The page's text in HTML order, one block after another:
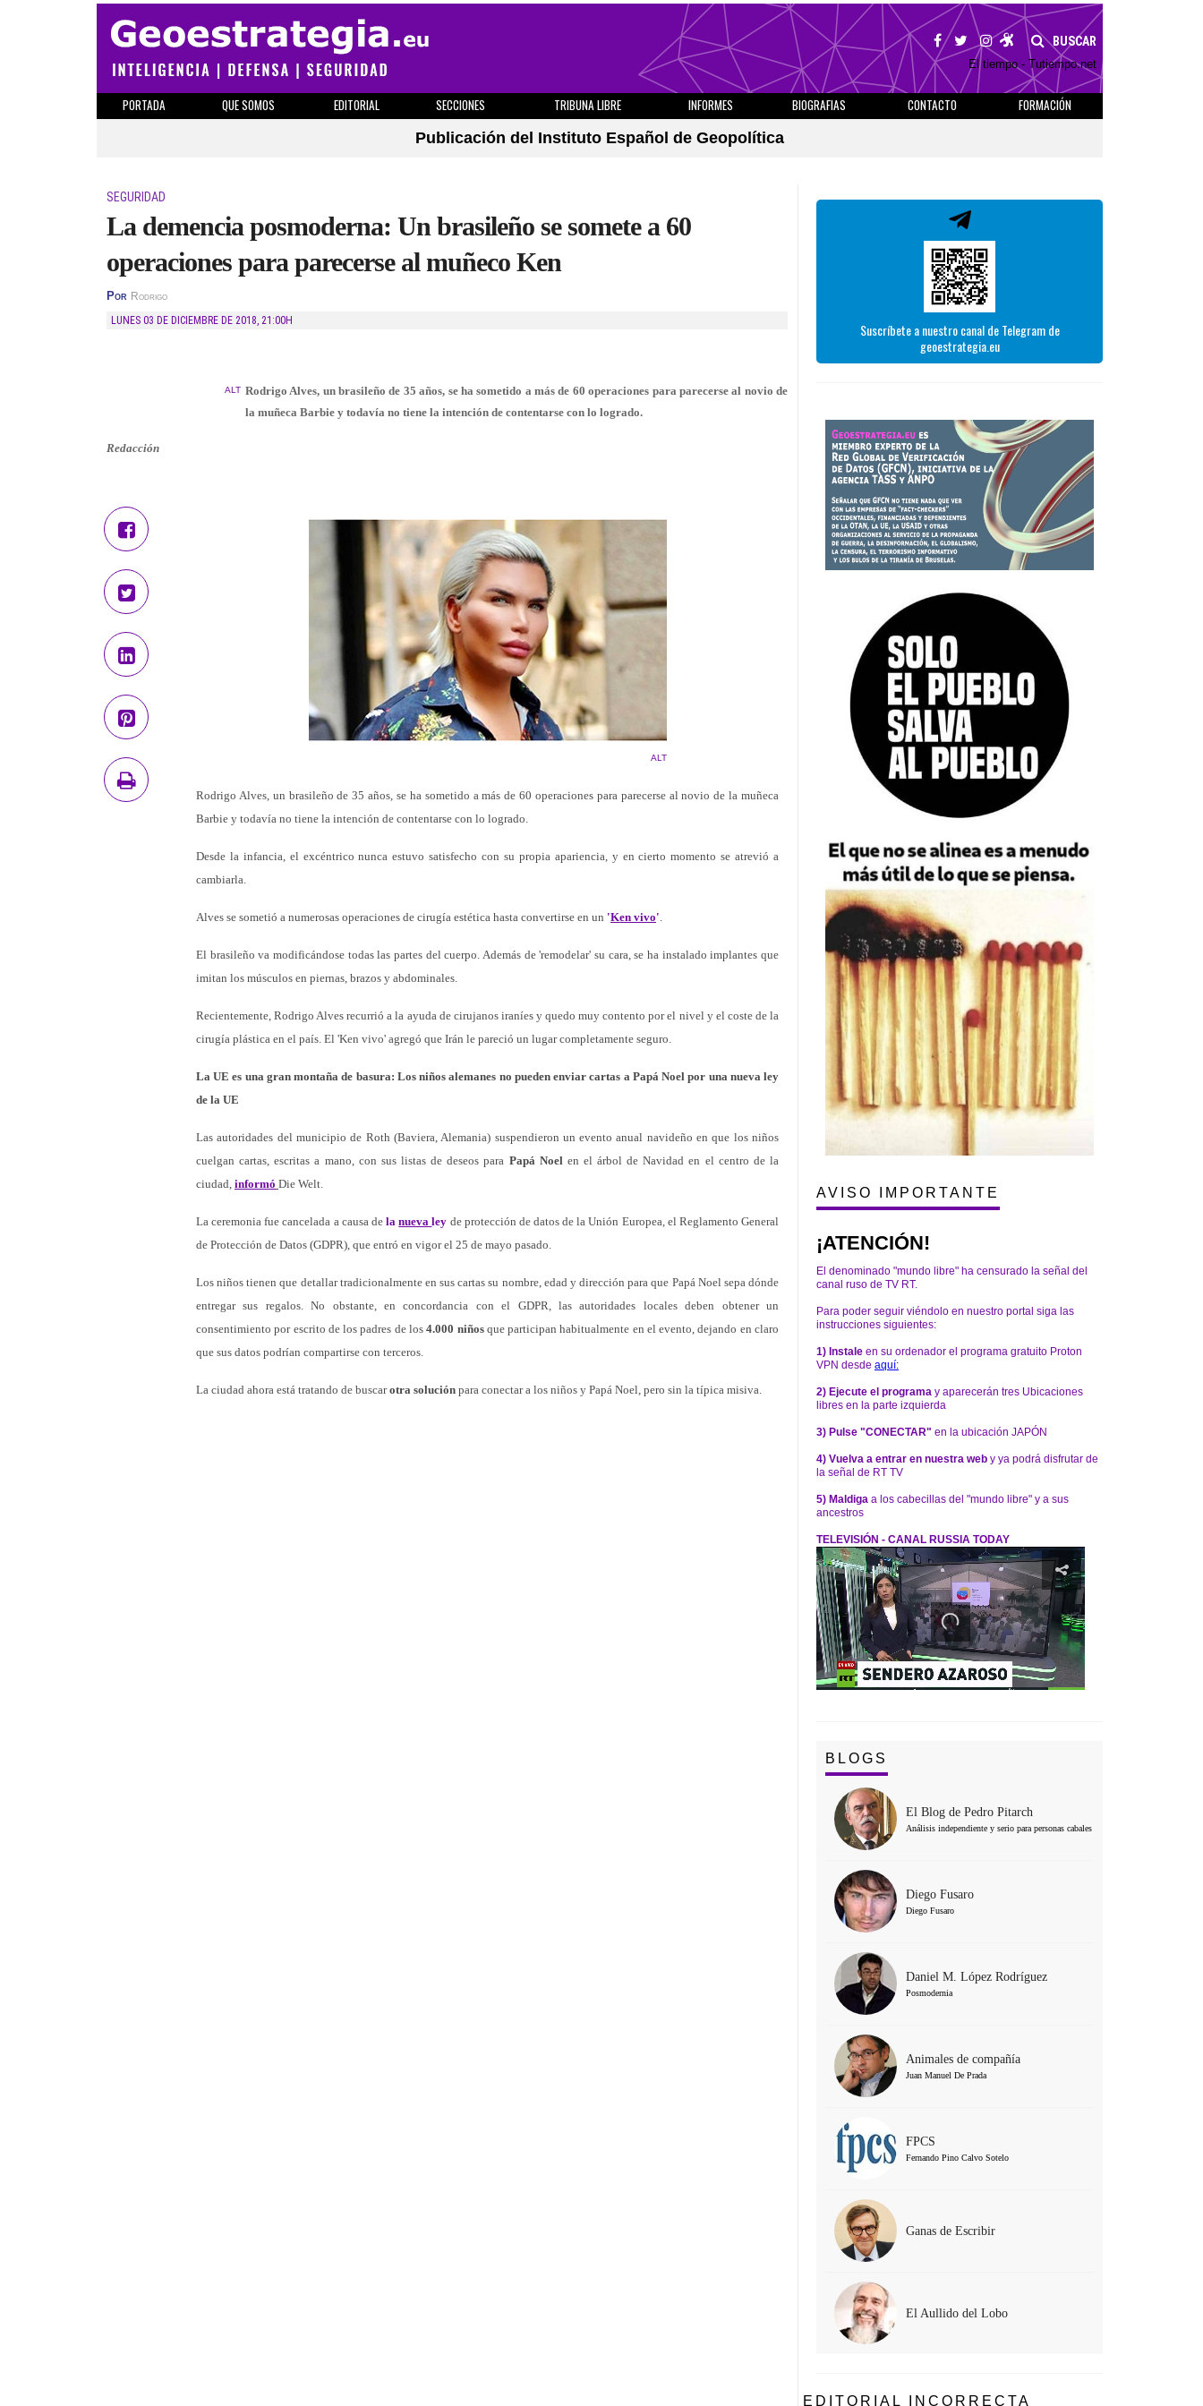
BUSCAR
El tiempo - Tutiempo.net
PORTADA QUE SOMOS EDITORIAL SECCIONES TRIBUNA LIBRE INFORMES BIOGRAFIAS CONTACTO
FORMACIÓN
Publicación del Instituto Español de Geopolítica
SEGURIDAD
La demencia posmoderna: Un brasileño se somete a 60
operaciones para parecerse al muñeco Ken
Por Rodrigo
LUNES 03 DE DICIEMBRE DE 2018, 21:00H
ALT Rodrigo Alves, un brasileño de 35 años, se ha sometido a más de 60 operaciones para parecerse al novio de
la muñeca Barbie y todavía no tiene la intención de contentarse con lo logrado.
Redacción
ALT
Rodrigo Alves, un brasileño de 35 años, se ha sometido a más de 60 operaciones para parecerse al novio de la muñeca
Barbie y todavía no tiene la intención de contentarse con lo logrado.
Desde la infancia, el excéntrico nunca estuvo satisfecho con su propia apariencia, y en cierto momento se atrevió a
cambiarla.
Alves se sometió a numerosas operaciones de cirugía estética hasta convertirse en un 'Ken vivo'.
El brasileño va modificándose todas las partes del cuerpo. Además de 'remodelar' su cara, se ha instalado implantes que
imitan los músculos en piernas, brazos y abdominales.
Recientemente, Rodrigo Alves recurrió a la ayuda de cirujanos iraníes y quedo muy contento por el nivel y el coste de la
cirugía plástica en el país. El 'Ken vivo' agregó que Irán le pareció un lugar completamente seguro.
La UE es una gran montaña de basura: Los niños alemanes no pueden enviar cartas a Papá Noel por una nueva ley
de la UE
Las autoridades del municipio de Roth (Baviera, Alemania) suspendieron un evento anual navideño en que los niños
cuelgan cartas, escritas a mano, con sus listas de deseos para Papá Noelen el árbol de Navidad en el centro de la
ciudad, informó Die Welt.
La ceremonia fue cancelada a causa delanuevaley de protección de datos de la Unión Europea, el Reglamento General
de Protección de Datos (GDPR), que entró en vigor el 25 de mayo pasado.
Los niños tienen que detallar tradicionalmente en sus cartas su nombre, edad y dirección para que Papá Noel sepa dónde
entregar sus regalos. No obstante, en concordancia con el GDPR, las autoridades locales deben obtener un
consentimiento por escrito de los padres de los4.000 niñosque participan habitualmente en el evento, dejando en claro
que sus datos podrían compartirse con terceros.
La ciudad ahora está tratando de buscarotra solución para conectar a los niños y Papá Noel, pero sin la típica misiva.
Suscríbete a nuestro canal de Telegram de
geoestrategia.eu
AVISO IMPORTANTE
¡ATENCIÓN!
El denominado "mundo libre" ha censurado la señal del
canal ruso de TV RT.
Para poder seguir viéndolo en nuestro portal siga las
instrucciones siguientes:
1) Instale en su ordenador el programa gratuito Proton
VPN desde aquí:
2) Ejecute el programa y aparecerán tres Ubicaciones
libres en la parte izquierda
3) Pulse "CONECTAR" en la ubicación JAPÓN
4) Vuelva a entrar en nuestra web y ya podrá disfrutar de
la señal de RT TV
5) Maldiga a los cabecillas del "mundo libre" y a sus
ancestros
TELEVISIÓN - CANAL RUSSIA TODAY
BLOGS
El Blog de Pedro Pitarch
Análisis independiente y serio para personas cabales
Diego Fusaro
Diego Fusaro
Daniel M. López Rodríguez
Posmodernia
Animales de compañía
Juan Manuel De Prada
FPCS
Fernando Pino Calvo Sotelo
Ganas de Escribir
El Aullido del Lobo
EDITORIAL INCORRECTA